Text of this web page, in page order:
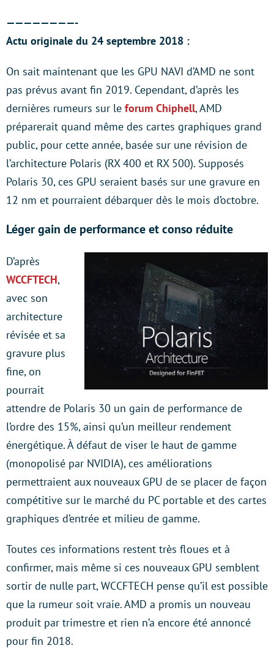
————————-
Actu originale du 24 septembre 2018 :
On sait maintenant que les GPU NAVI d’AMD ne sont
pas prévus avant fin 2019. Cependant, d’après les
dernières rumeurs sur le forum Chiphell, AMD
préparerait quand même des cartes graphiques grand
public, pour cette année, basée sur une révision de
l’architecture Polaris (RX 400 et RX 500). Supposés
Polaris 30, ces GPU seraient basés sur une gravure en
12 nm et pourraient débarquer dès le mois d’octobre.
Léger gain de performance et conso réduite
D’après
WCCFTECH,
avec son
architecture
révisée et sa
gravure plus
fine, on
pourrait
attendre de Polaris 30 un gain de performance de
l’ordre des 15%, ainsi qu’un meilleur rendement
énergétique. À défaut de viser le haut de gamme
(monopolisé par NVIDIA), ces améliorations
permettraient aux nouveaux GPU de se placer de façon
compétitive sur le marché du PC portable et des cartes
graphiques d’entrée et milieu de gamme.
Toutes ces informations restent très floues et à
confirmer, mais même si ces nouveaux GPU semblent
sortir de nulle part, WCCFTECH pense qu’il est possible
que la rumeur soit vraie. AMD a promis un nouveau
produit par trimestre et rien n’a encore été annoncé
pour fin 2018.